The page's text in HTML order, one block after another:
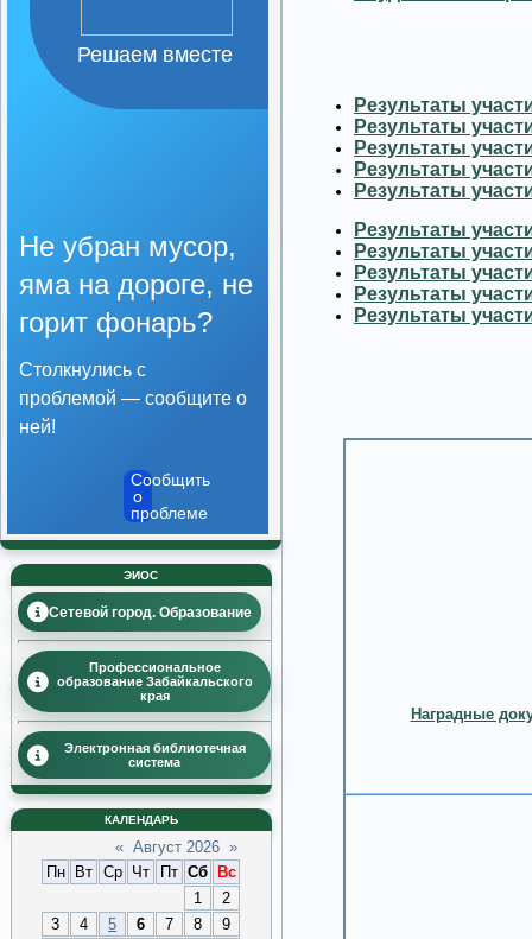
Решаем вместе
Не убран мусор,
яма на дороге, не
горит фонарь?
Столкнулись с
проблемой — сообщите о
ней!
Сообщить
о
проблеме
ЭИОС
Сетевой город. Образование
Профессиональное
образование Забайкальского
края
Электронная библиотечная
система
КАЛЕНДАРЬ
« Август 2026 »
Пн
Вт Ср Чт Пт Сб
Вс
1
2
3
4 5 6 7 8
9
Результаты
Результаты
Результаты
Результаты
Результаты
Результаты
Результаты
Результаты
Результаты
Результаты
Наградные